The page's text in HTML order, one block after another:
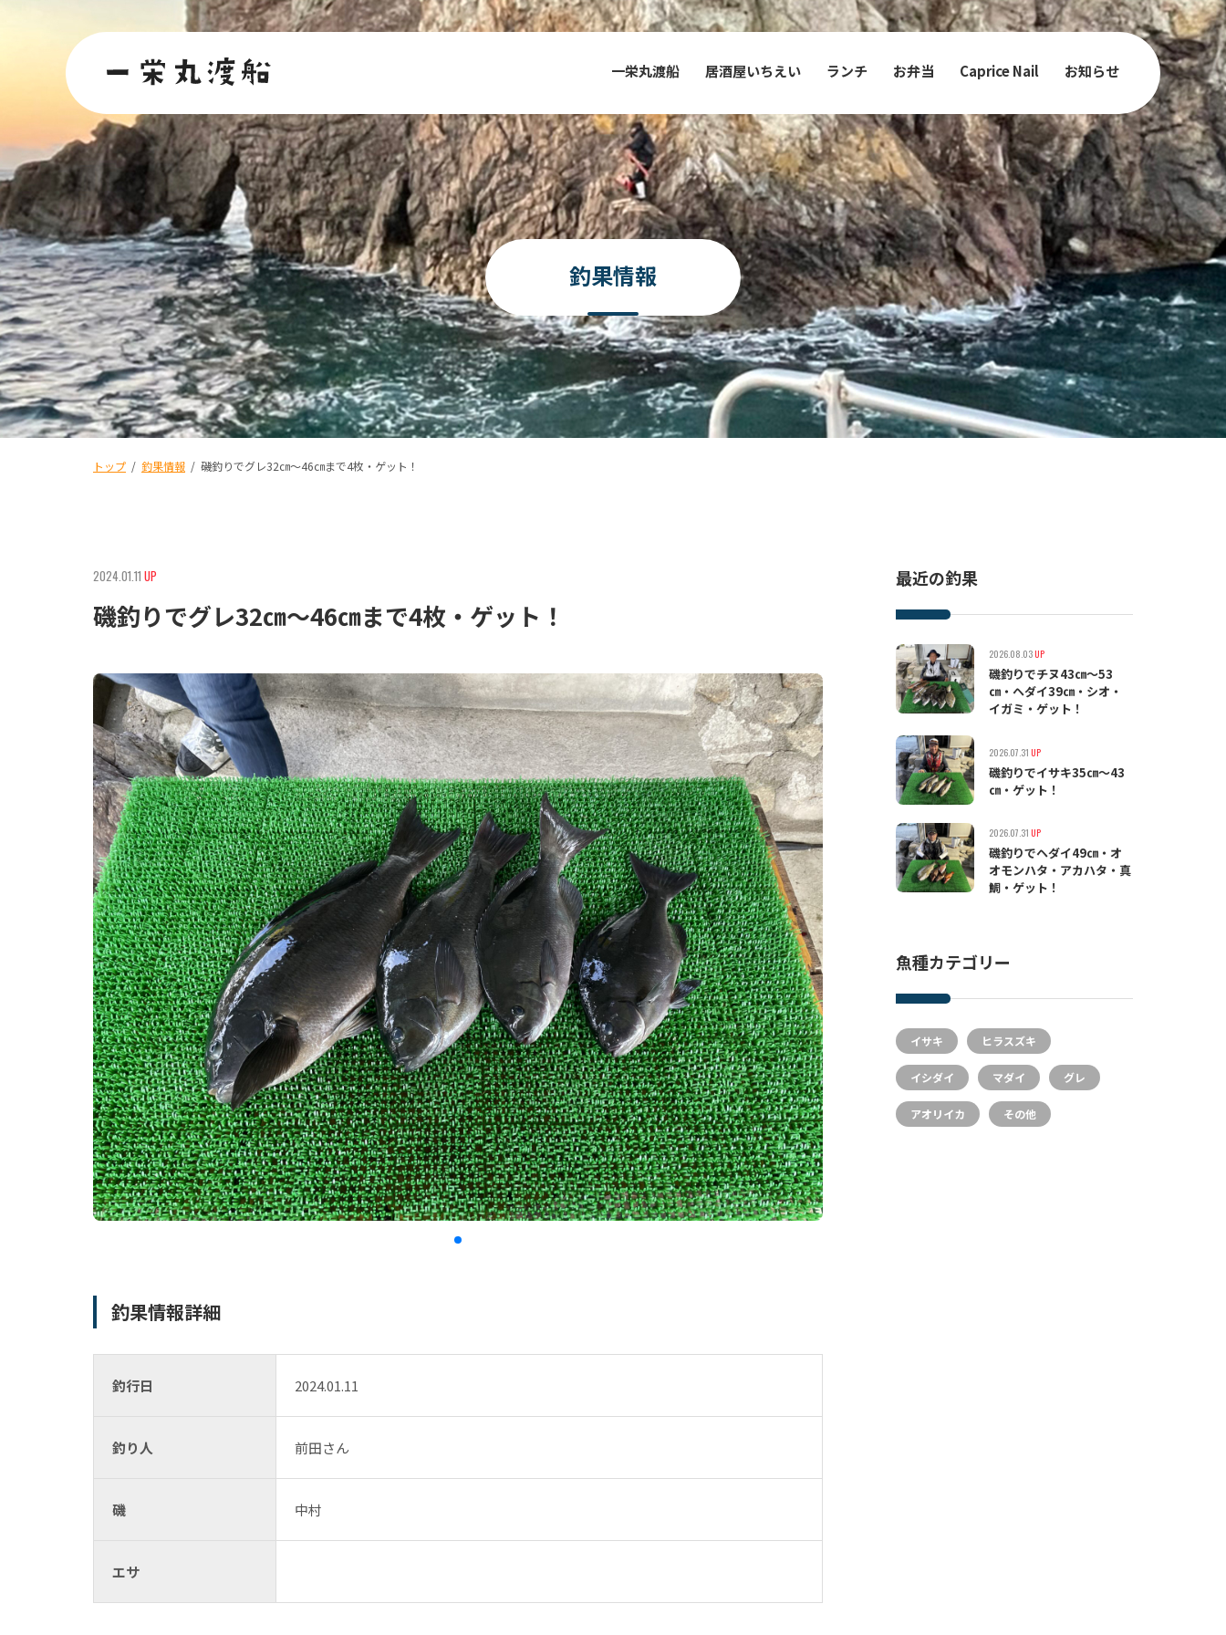
一栄丸渡船 居酒屋いちえい ランチ お弁当 Caprice Nail お知らせ
釣果情報
トップ / 釣果情報 / 磯釣りでグレ32㎝〜46㎝まで4枚・ゲット！
2024.01.11 UP
磯釣りでグレ32㎝〜46㎝まで4枚・ゲット！
釣果情報詳細
釣行日 2024.01.11
釣り人 前田さん
磯 中村
エサ
最近の釣果
2026.08.03UP
磯釣りでチヌ43㎝〜53
㎝・ヘダイ39㎝・シオ・
イガミ・ゲット！
2026.07.31 UP
磯釣りでイサキ35㎝〜43
㎝・ゲット！
2026.07.31 UP
磯釣りでヘダイ49㎝・オ
オモンハタ・アカハタ・真
鯛・ゲット！
魚種カテゴリー
イサキ ヒラスズキ
イシダイ マダイ グレ
アオリイカ その他